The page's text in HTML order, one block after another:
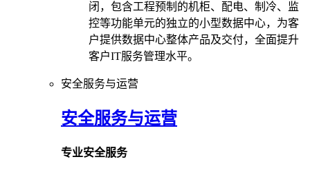
闭，包含工程预制的机柜、配电、制冷、监
控等功能单元的独立的小型数据中心，为客
户提供数据中心整体产品及交付，全面提升
客户IT服务管理水平。
安全服务与运营
安全服务与运营
专业安全服务